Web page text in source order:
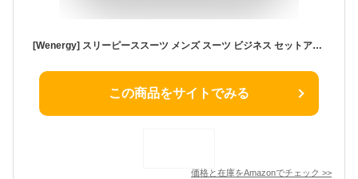
[Wenergy] スリーピーススーツ メンズ スーツ ビジネス セットアップ ストライプ柄 スリム オールシーズン 入学式 卒業式 結婚式 二次会 (H233ネイビー, L)
この商品をサイトでみる
価格と在庫をAmazonでチェック >>